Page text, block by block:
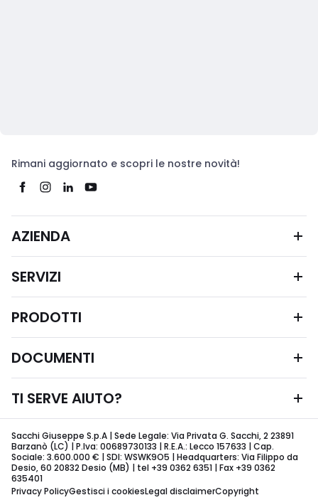
Rimani aggiornato e scopri le nostre novità!
AZIENDA
SERVIZI
PRODOTTI
DOCUMENTI
TI SERVE AIUTO?
Sacchi Giuseppe S.p.A | Sede Legale: Via Privata G. Sacchi, 2 23891
Barzanò (LC) | P.Iva: 00689730133 | R.E.A.: Lecco 157633 | Cap.
Sociale: 3.600.000 € | SDI: WSWK9O5 | Headquarters: Via Filippo da
Desio, 60 20832 Desio (MB) | tel +39 0362 6351 | Fax +39 0362
635401
Privacy PolicyGestisci i cookiesLegal disclaimerCopyright